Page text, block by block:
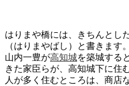
はりまや橋には、きちんとし
（はりまやばし）と書きます。
山内一豊が高知城を築城する
きた家臣らが、高知城下に住
人が多く住むところは、商店